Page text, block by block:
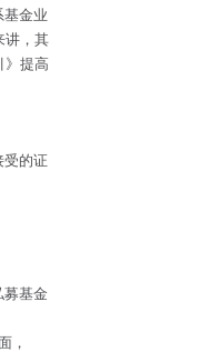
基金业
讲，其
》提高
受的证
募基金
，